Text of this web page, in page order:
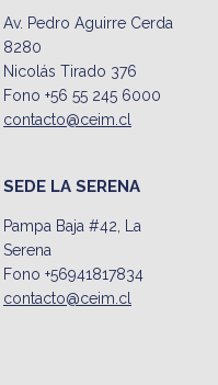
Av. Pedro Aguirre Cerda
8280
Nicolás Tirado 376
Fono +56 55 245 6000
contacto@ceim.cl
SEDE LA SERENA
Pampa Baja #42, La
Serena
Fono +56941817834
contacto@ceim.cl